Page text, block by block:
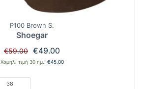
P100 Brown S.
Shoegar
€59.00 Original
price
€49.00
τρέχουσα
Χαμηλ. τιμή 30 ημ.: €45.00
38